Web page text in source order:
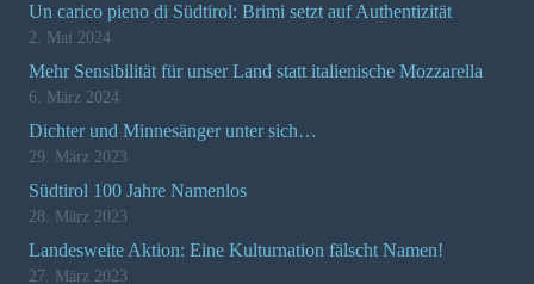
Un carico pieno di Südtirol: Brimi setzt auf Authentizität
2. Mai 2024
Mehr Sensibilität für unser Land statt italienische Mozzarella
6. März 2024
Dichter und Minnesänger unter sich…
29. März 2023
Südtirol 100 Jahre Namenlos
28. März 2023
Landesweite Aktion: Eine Kulturnation fälscht Namen!
27. März 2023